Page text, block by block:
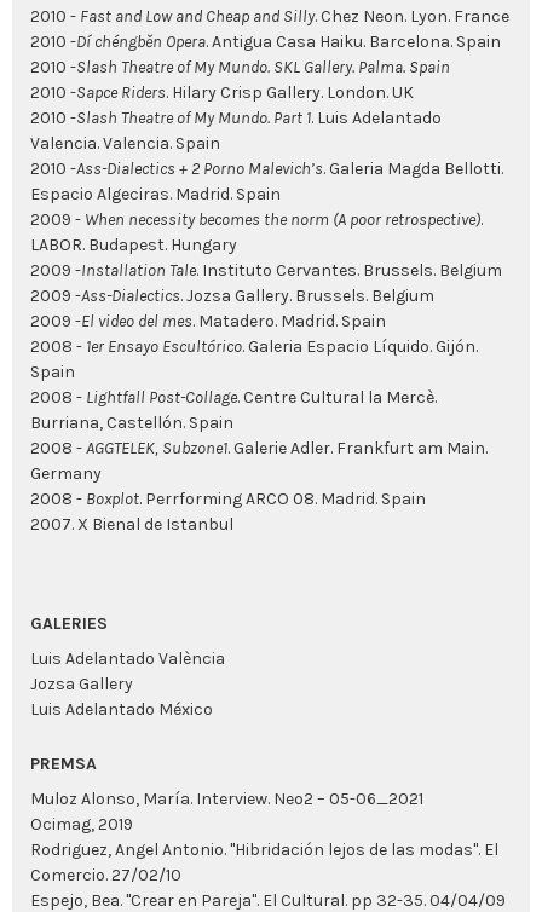
2010 - Fast and Low and Cheap and Silly. Chez Neon. Lyon. France
2010 -Dí chéngběn Opera. Antigua Casa Haiku. Barcelona. Spain
2010 -Slash Theatre of My Mundo. SKL Gallery. Palma. Spain
2010 -Sapce Riders. Hilary Crisp Gallery. London. UK
2010 -Slash Theatre of My Mundo. Part 1. Luis Adelantado
Valencia. Valencia. Spain
2010 -Ass-Dialectics + 2 Porno Malevich’s. Galeria Magda Bellotti.
Espacio Algeciras. Madrid. Spain
2009 - When necessity becomes the norm (A poor retrospective).
LABOR. Budapest. Hungary
2009 -Installation Tale. Instituto Cervantes. Brussels. Belgium
2009 -Ass-Dialectics. Jozsa Gallery. Brussels. Belgium
2009 -El video del mes. Matadero. Madrid. Spain
2008 - 1er Ensayo Escultórico. Galeria Espacio Líquido. Gijón.
Spain
2008 - Lightfall Post-Collage. Centre Cultural la Mercè.
Burriana, Castellón. Spain
2008 -AGGTELEK, Subzone1. Galerie Adler. Frankfurt am Main.
Germany
2008 - Boxplot. Perrforming ARCO 08. Madrid. Spain
2007. X Bienal de Istanbul
GALERIES
Luis Adelantado València
Jozsa Gallery
Luis Adelantado México
PREMSA
Muloz Alonso, María. Interview. Neo2 – 05-06_2021
Ocimag, 2019
Rodriguez, Angel Antonio. "Hibridación lejos de las modas". El
Comercio. 27/02/10
Espejo, Bea. "Crear en Pareja". El Cultural. pp 32-35. 04/04/09